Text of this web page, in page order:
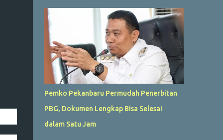
melawan Badan Pendapatan Daerah
(Bapenda) Kabupaten Kampar. Laga yang
berlangsung di Lapangan Triple A (3A) Mini
Soccer, Batu Belah, Kecamatan Kampar,
Kamis (23/7/2026), menjadi ajang
mempererat silaturahmi sekaligus menjaga
kebugaran jasmani bagi Aparatur Sipil
Negara (ASN) dan PPPK di lingkungan
Pemerintah Kabupaten Kampar. Sejak peluit
awal dibunyikan yang dipimpin wasit
Pemko Pekanbaru Permudah Penerbitan
PBG, Dokumen Lengkap Bisa Selesai
dalam Satu Jam